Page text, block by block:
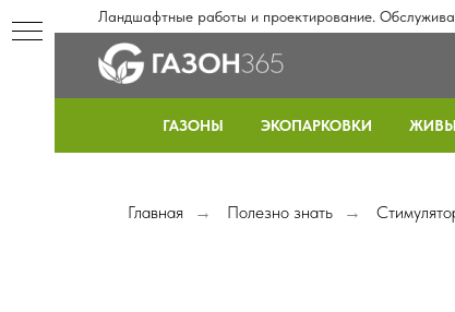
Ландшафтные работы и проектирование.
ГАЗОНЫ ЭКОПАРКОВКИ
Главная → Полезно знать →